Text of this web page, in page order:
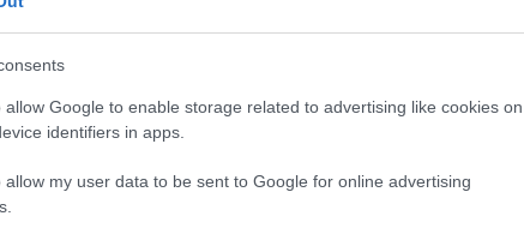
allow Google to enable storage related to advertising like cookies on
identifiers in apps.
allow my user data to be sent to Google for online advertising